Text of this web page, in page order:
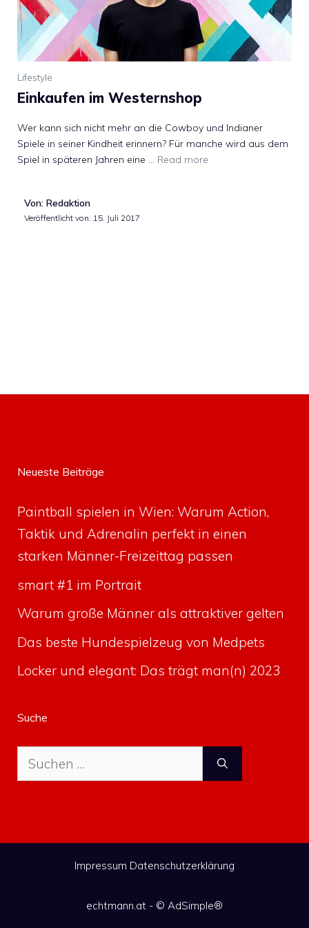
Lifestyle
Einkaufen im Westernshop
Wer kann sich nicht mehr an die Cowboy und Indianer
Spiele in seiner Kindheit erinnern? Für manche wird aus dem
Spiel in späteren Jahren eine … Read more
Von: Redaktion
Veröffentlicht von: 15. Juli 2017
Neueste Beiträge
Paintball spielen in Wien: Warum Action,
Taktik und Adrenalin perfekt in einen
starken Männer-Freizeittag passen
smart #1 im Portrait
Warum große Männer als attraktiver gelten
Das beste Hundespielzeug von Medpets
Locker und elegant: Das trägt man(n) 2023
Suche
Suche
nach:
Impressum Datenschutzerklärung
echtmann.at - © AdSimple®